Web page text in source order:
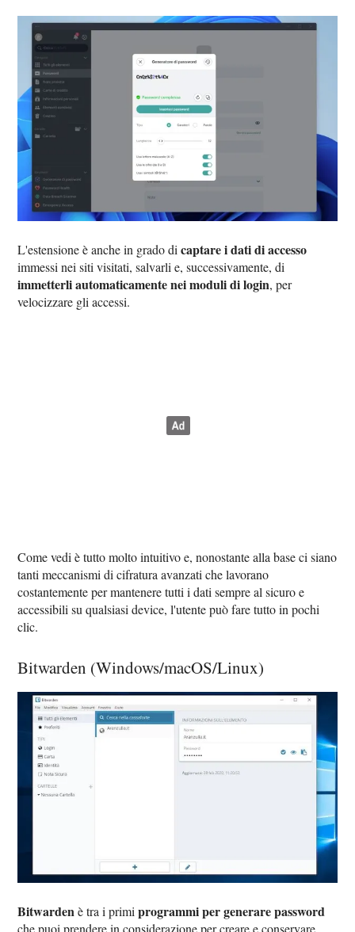
L'estensione è anche in grado dicaptare i dati di accesso
immessi nei siti visitati, salvarli e, successivamente, di
immetterli automaticamente nei moduli di login, per
velocizzare gli accessi.
Come vedi è tutto molto intuitivo e, nonostante alla base ci siano
tanti meccanismi di cifratura avanzati che lavorano
costantemente per mantenere tutti i dati sempre al sicuro e
accessibili su qualsiasi device, l'utente può fare tutto in pochi
clic.
Bitwarden (Windows/macOS/Linux)
Bitwardenè tra i primiprogrammi per generare password
che puoi prendere in considerazione per creare e conservare